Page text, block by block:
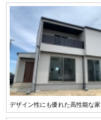
デザイン性にも優れた高性能な家